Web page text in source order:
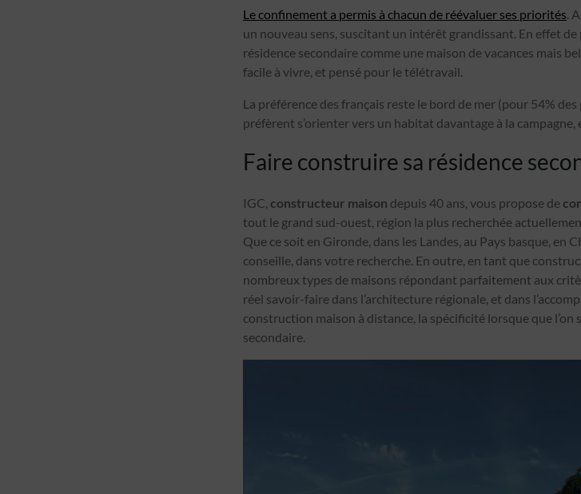
Le confinement a permis à chacun de réévaluer ses priorités .
un nouveau sens, suscitant un intérêt grandissant. En effet
résidence secondaire comme une maison de vacances mais
facile à vivre, et pensé pour le télétravail.
La préférence des français reste le bord de mer (pour 54%
préfèrent s’orienter vers un habitat davantage à la campagne,
Faire construire sa résidence
IGC, constructeur maison depuis 40 ans, vous propose de
tout le grand sud-ouest, région la plus recherchée
Que ce soit en Gironde, dans les Landes, au Pays basque,
conseille, dans votre recherche. En outre, en tant que
nombreux types de maisons répondant parfaitement aux
réel savoir-faire dans l’architecture régionale, et dans
construction maison à distance, la spécificité lorsque que
secondaire.